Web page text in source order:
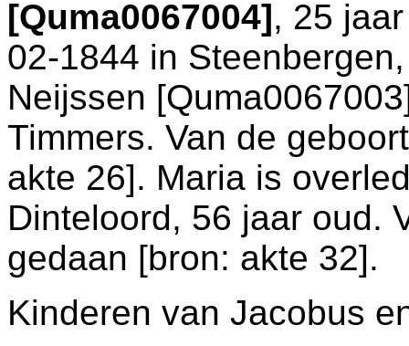
[Quma0067004], 25
02-1844 in Steenbergen
Neijssen
Timmers. Van de
akte 26]. Maria is
Dinteloord, 56 jaar oud.
gedaan [bron: akte 32].
Kinderen van Jacobus